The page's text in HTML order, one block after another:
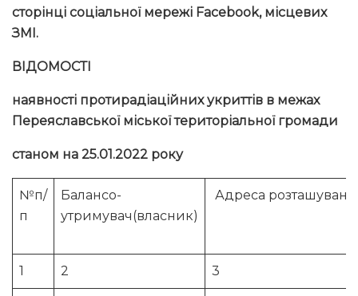
сторінці соціальної мережі Facebook, місцевих
ЗМІ.
ВІДОМОСТІ
наявності протирадіаційних укриттів в межах
Переяславської міської територіальної громади
станом на 25.01.2022 року
№п/
п
Балансо-
утримувач(власник)
Адреса
1 2 3